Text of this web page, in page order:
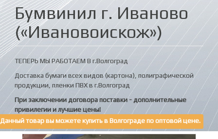
Бумвинил г. Иваново
(«Ивановоискож»)
ТЕПЕРЬ МЫ РАБОТАЕМ В г.Волгоград
Доставка бумаги всех видов (картона), полиграфической
продукции, пленки ПВХ в г.Волгоград
При заключении договора поставки - дополнительные
привилегии и лучшие цены!
Данный товар вы можете купить в Волгограде по оптовой цене.